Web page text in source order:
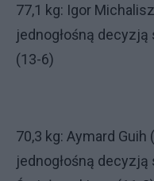
77,1 kg: Igor
jednogłośną
(13-6)
70,3 kg: Aymard Guih
jednogłośną decyzją